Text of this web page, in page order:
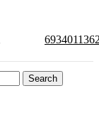
Search